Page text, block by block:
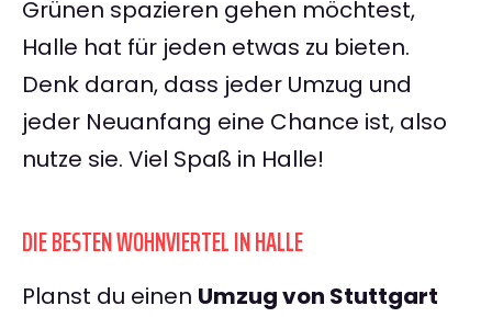
Grünen spazieren gehen möchtest,
Halle hat für jeden etwas zu bieten.
Denk daran, dass jeder Umzug und
jeder Neuanfang eine Chance ist, also
nutze sie. Viel Spaß in Halle!
DIE BESTEN WOHNVIERTEL IN HALLE
Planst du einen Umzug von Stuttgart